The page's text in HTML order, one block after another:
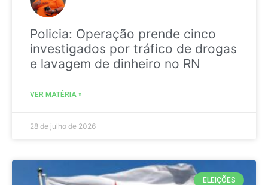
Policia: Operação prende cinco
investigados por tráfico de drogas
e lavagem de dinheiro no RN
VER MATÉRIA »
28 de julho de 2026
ELEIÇÕES